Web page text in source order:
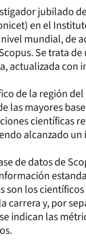
jubilado
en el
mundial, de
Se trata
actualizada con
de la región
las mayores
científicas
alcanzado un
de datos de
los
carrera y, por
indican las